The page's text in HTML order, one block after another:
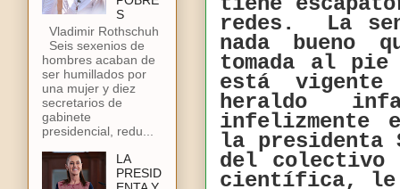
redes. La
nada bueno
tomada al
está
heraldo
infelizmente
la presidenta
del colectivo
científica, le
S
Vladimir Rothschuh
Seis sexenios de
hombres acaban de
ser humillados por
una mujer y diez
secretarios de
gabinete
presidencial, redu...
LA
PRESID